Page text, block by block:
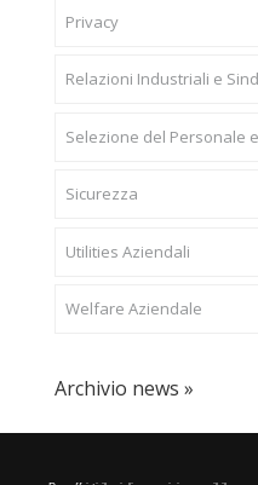
Privacy
Relazioni Industriali e
Selezione del Personale
Sicurezza
Utilities Aziendali
Welfare Aziendale
Archivio news »
CONFAPI BRESCIA Via